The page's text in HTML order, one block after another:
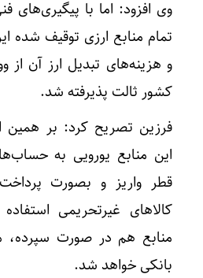
وی افزود: اما با پیگیری‌های
تمام منابع ارزی توقیف شده
و هزینه‌های تبدیل ارز آن از
کشور ثالت پذیرفته شد.
فرزین تصریح کرد: بر همین
قطر واریز و بصورت
کالاهای غیرتحریمی
منابع هم در صورت
بانکی خواهد شد.